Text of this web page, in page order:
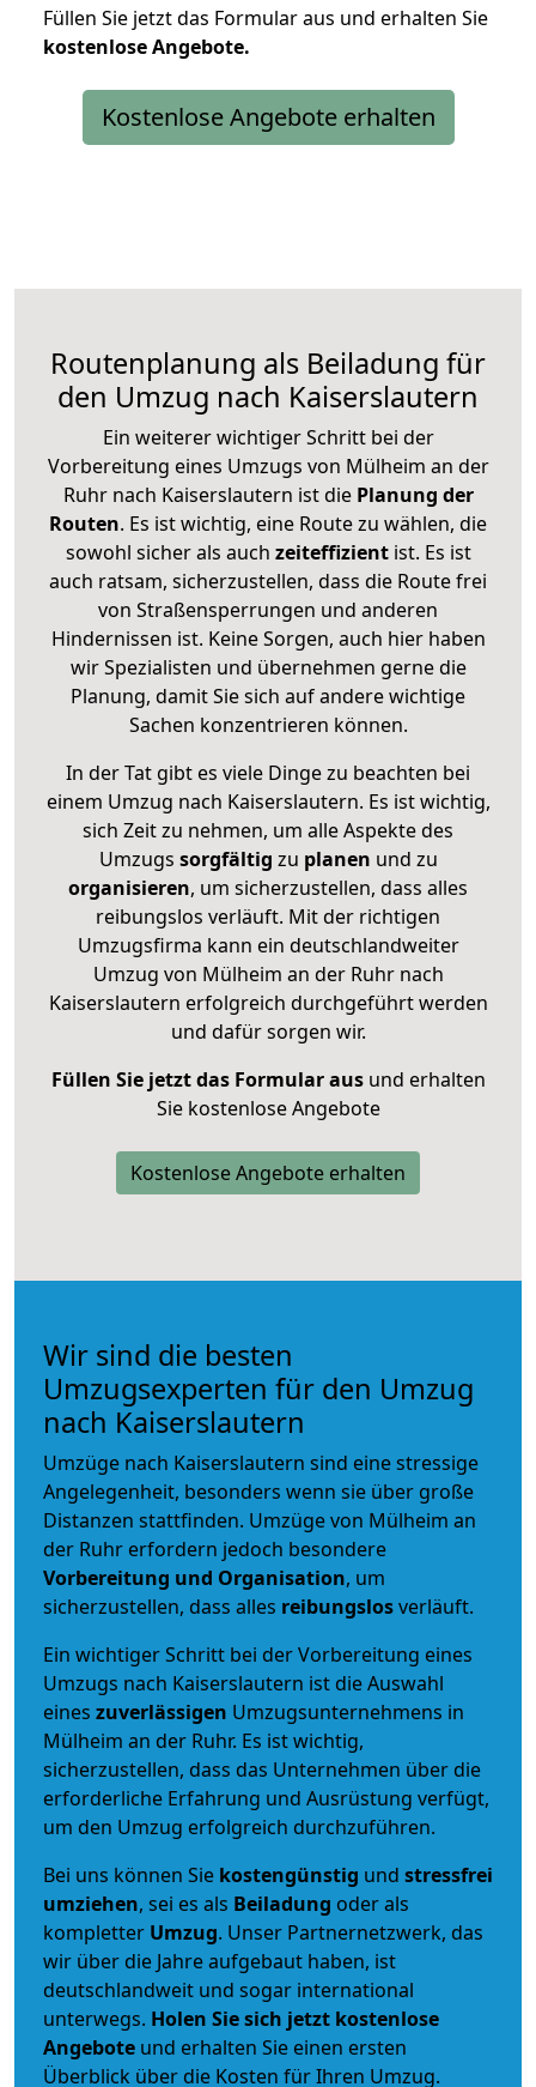
Füllen Sie jetzt das Formular aus und erhalten Sie
kostenloseAngebote.
Kostenlose Angebote erhalten
Routenplanung als Beiladung für
den Umzug nach Kaiserslautern
Ein weiterer wichtiger Schritt bei der
Vorbereitung eines Umzugs von Mülheim an der
Ruhr nach Kaiserslautern ist diePlanung der
Routen. Es ist wichtig, eine Route zu wählen, die
sowohl sicher als auch zeiteffizientist. Es ist
auch ratsam, sicherzustellen, dass die Route frei
von Straßensperrungen und anderen
Hindernissen ist. Keine Sorgen, auch hier haben
wir Spezialisten und übernehmen gerne die
Planung, damit Sie sich auf andere wichtige
Sachen konzentrieren können.
In der Tat gibt es viele Dinge zu beachten bei
einem Umzug nach Kaiserslautern. Es ist wichtig,
sich Zeit zu nehmen, um alle Aspekte des
Umzugs sorgfältig zu planen und zu
organisieren, um sicherzustellen, dass alles
reibungslos verläuft. Mit der richtigen
Umzugsfirma kann ein deutschlandweiter
Umzug von Mülheim an der Ruhr nach
Kaiserslautern erfolgreich durchgeführt werden
und dafür sorgen wir.
Füllen Sie jetzt das Formular ausund erhalten
Sie kostenlose Angebote
Kostenlose Angebote erhalten
Wir sind die besten
Umzugsexperten für den Umzug
nach Kaiserslautern
Umzüge nach Kaiserslautern sind eine stressige
Angelegenheit, besonders wenn sie über große
Distanzen stattfinden. Umzüge von Mülheim an
der Ruhr erfordern jedoch besondere
Vorbereitung und Organisation, um
sicherzustellen, dass alles reibungslosverläuft.
Ein wichtiger Schritt bei der Vorbereitung eines
Umzugs nach Kaiserslautern ist die Auswahl
eines zuverlässigen Umzugsunternehmens in
Mülheim an der Ruhr. Es ist wichtig,
sicherzustellen, dass das Unternehmen über die
erforderliche Erfahrung und Ausrüstung verfügt,
um den Umzug erfolgreich durchzuführen.
Bei uns können Sie kostengünstig und stressfrei
umziehen, sei es als Beiladung oder als
kompletter Umzug. Unser Partnernetzwerk, das
wir über die Jahre aufgebaut haben, ist
deutschlandweit und sogar international
unterwegs. Holen Sie sich jetzt kostenlose
Angebote und erhalten Sie einen ersten
Überblick über die Kosten für Ihren Umzug.